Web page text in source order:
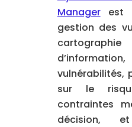
Managerest
gestion des
vulnérabilités,
sur le
contraintes
décision,